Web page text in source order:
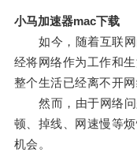
小马加速器mac下载
如今，随着互联网
经将网络作为工作和
整个生活已经离不开网
然而，由于网络问
顿、掉线、网速慢等
机会。